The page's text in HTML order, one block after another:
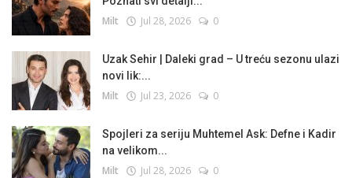
Milt Jul 28, 2026 0
Uzak Sehir | Daleki grad – U treću sezonu ulazi
novi lik:...
Milt Jul 23, 2026 0
Spojleri za seriju Muhtemel Ask: Defne i Kadir
na velikom...
Milt Jul 28, 2026 0